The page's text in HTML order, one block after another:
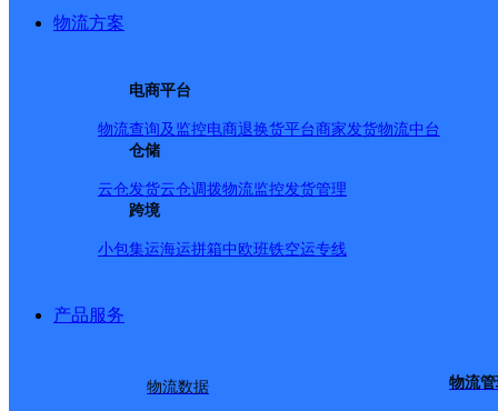
物流方案
电商平台
物流查询及监控电商退换货平台商家发货物流中台
仓储
云仓发货云仓调拨物流监控发货管理
跨境
小包集运海运拼箱中欧班铁空运专线
产品服务
物流数据 物流
所属快递：邮政国内
所属区域：甘肃省-酒泉市-敦煌市
网点地址：甘肃省酒泉市敦煌市鸣沙山月牙泉景区
网点负责人：